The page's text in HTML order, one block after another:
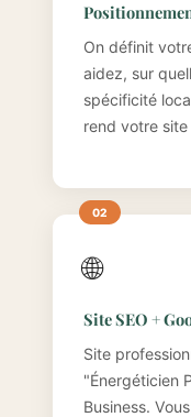
On définit
aidez, sur
spécificité
rend votre
🌐
Site SEO +
Site
"Énergéticien
Business.